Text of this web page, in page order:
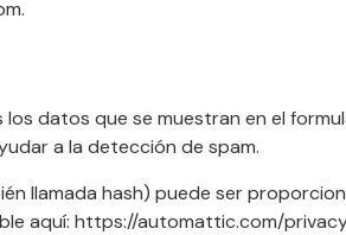
datos que se muestran en el
a la detección de spam.
llamada hash) puede ser
aquí: https://automattic.com/